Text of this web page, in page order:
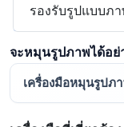
รองรับรูปแบบภ
จะหมุนรูปภาพได้อย่
เครื่องมือหมุนรูปภ